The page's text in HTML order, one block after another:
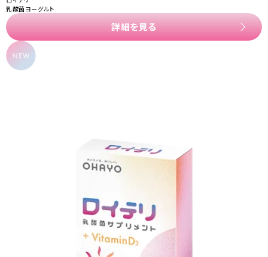
乳酸菌ヨーグルト
詳細を見る